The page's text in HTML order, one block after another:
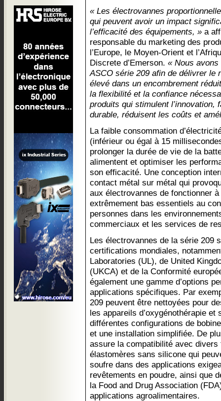
« Les électrovannes
qui peuvent avoir un impact
l’efficacité des équipements, » a
responsable du marketing des
l’Europe, le Moyen-Orient et
Discrete d’Emerson. « Nous
ASCO série 209 afin de délivrer le
élevé dans un encombrement
la flexibilité et la confiance
produits qui stimulent l’innovation,
durable, réduisent les coûts et
La faible consommation
(inférieur ou égal à 15
prolonger la durée de vie de la
alimentent et optimiser les
son efficacité. Une conception
contact métal sur métal qui
aux électrovannes de fonctionner
extrêmement bas essentiels au
personnes dans les
commerciaux et les services de
Les électrovannes de la série 209
certifications mondiales,
Laboratories (UL), de United
(UKCA) et de la Conformité
également une gamme d’options
applications spécifiques. Par
209 peuvent être nettoyées pour
les appareils d’oxygénothérapie et
différentes configurations de
et une installation simplifiée. De
assure la compatibilité avec
élastomères sans silicone qui
soufre dans des applications
revêtements en poudre, ainsi que
la Food and Drug Association
applications agroalimentaires.